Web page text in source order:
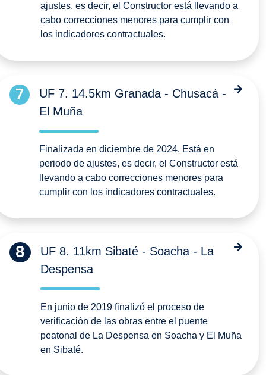
ajustes, es decir, el Constructor está llevando a
cabo correcciones menores para cumplir con
los indicadores contractuales.
7
UF 7. 14.5km Granada - Chusacá -
El Muña
Finalizada en diciembre de 2024. Está en
periodo de ajustes, es decir, el Constructor está
llevando a cabo correcciones menores para
cumplir con los indicadores contractuales.
8
UF 8. 11km Sibaté - Soacha - La
Despensa
En junio de 2019 finalizó el proceso de
verificación de las obras entre el puente
peatonal de La Despensa en Soacha y El Muña
en Sibaté.